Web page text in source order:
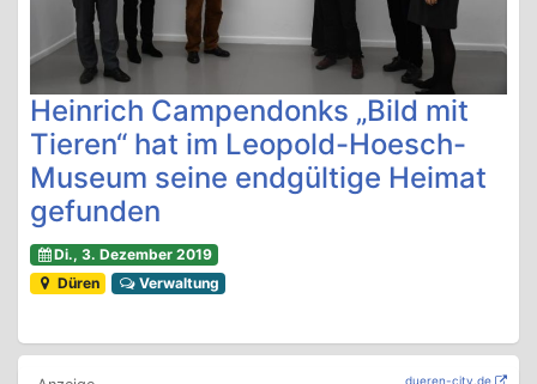
Heinrich Campendonks „Bild mit
Tieren“ hat im Leopold-Hoesch-
Museum seine endgültige Heimat
gefunden
Di., 3. Dezember 2019
Düren
Verwaltung
dueren-city.de